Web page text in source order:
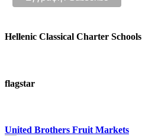
Hellenic Classical Charter Schools
flagstar
United Brothers Fruit Markets